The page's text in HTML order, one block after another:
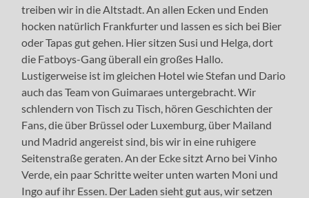
treiben wir in die Altstadt. An allen Ecken und Enden
hocken natürlich Frankfurter und lassen es sich bei Bier
oder Tapas gut gehen. Hier sitzen Susi und Helga, dort
die Fatboys-Gang überall ein großes Hallo.
Lustigerweise ist im gleichen Hotel wie Stefan und Dario
auch das Team von Guimaraes untergebracht. Wir
schlendern von Tisch zu Tisch, hören Geschichten der
Fans, die über Brüssel oder Luxemburg, über Mailand
und Madrid angereist sind, bis wir in eine ruhigere
Seitenstraße geraten. An der Ecke sitzt Arno bei Vinho
Verde, ein paar Schritte weiter unten warten Moni und
Ingo auf ihr Essen. Der Laden sieht gut aus, wir setzen